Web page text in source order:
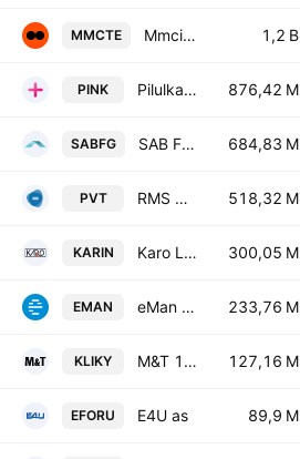
MMCTE Mmcite a.s. 1,2 B
PINK Pilulka Lekarny a.s. 876,42 M
SABFG SAB Finance as 684,83 M
PVT RMS Mezzanine, a.s. 518,32 M
KARIN Karo Leather AS 300,05 M
EMAN eMan a.s. 233,76 M
KLIKY M&T 1997 a.s. 127,16 M
EFORU E4U as 89,9 M